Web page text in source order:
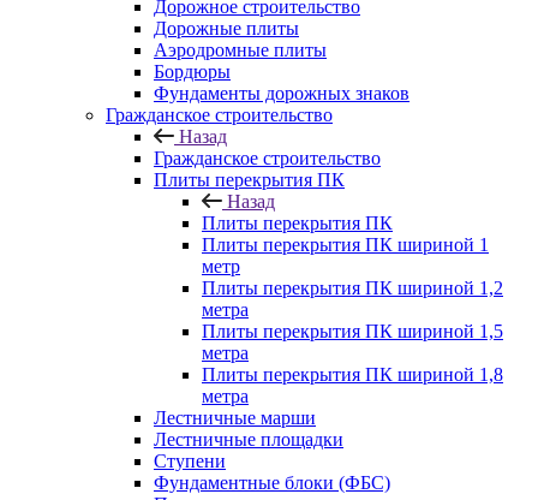
Дорожное строительство
Дорожные плиты
Аэродромные плиты
Бордюры
Фундаменты дорожных знаков
Гражданское строительство
Назад
Гражданское строительство
Плиты перекрытия ПК
Назад
Плиты перекрытия ПК
Плиты перекрытия ПК шириной 1
метр
Плиты перекрытия ПК шириной 1,2
метра
Плиты перекрытия ПК шириной 1,5
метра
Плиты перекрытия ПК шириной 1,8
метра
Лестничные марши
Лестничные площадки
Ступени
Фундаментные блоки (ФБС)